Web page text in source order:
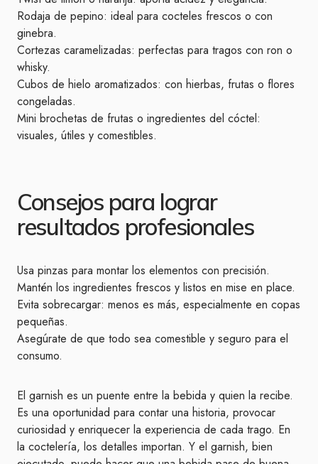
Rodaja de pepino: ideal para cocteles frescos o con
ginebra.
Cortezas caramelizadas: perfectas para tragos con ron o
whisky.
Cubos de hielo aromatizados: con hierbas, frutas o flores
congeladas.
Mini brochetas de frutas o ingredientes del cóctel:
visuales, útiles y comestibles.
Consejos para lograr
resultados profesionales
Usa pinzas para montar los elementos con precisión.
Mantén los ingredientes frescos y listos en mise en place.
Evita sobrecargar: menos es más, especialmente en copas
pequeñas.
Asegúrate de que todo sea comestible y seguro para el
consumo.
El garnish es un puente entre la bebida y quien la recibe.
Es una oportunidad para contar una historia, provocar
curiosidad y enriquecer la experiencia de cada trago. En
la coctelería, los detalles importan. Y el garnish, bien